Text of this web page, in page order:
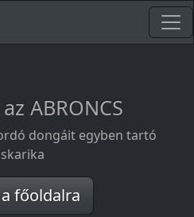
ABRONCS
dongáit egyben tartó
főoldalra